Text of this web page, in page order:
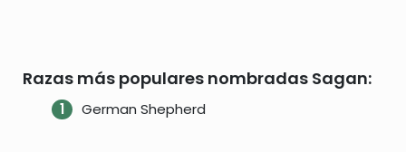
Razas más populares nombradas Sagan:
German Shepherd